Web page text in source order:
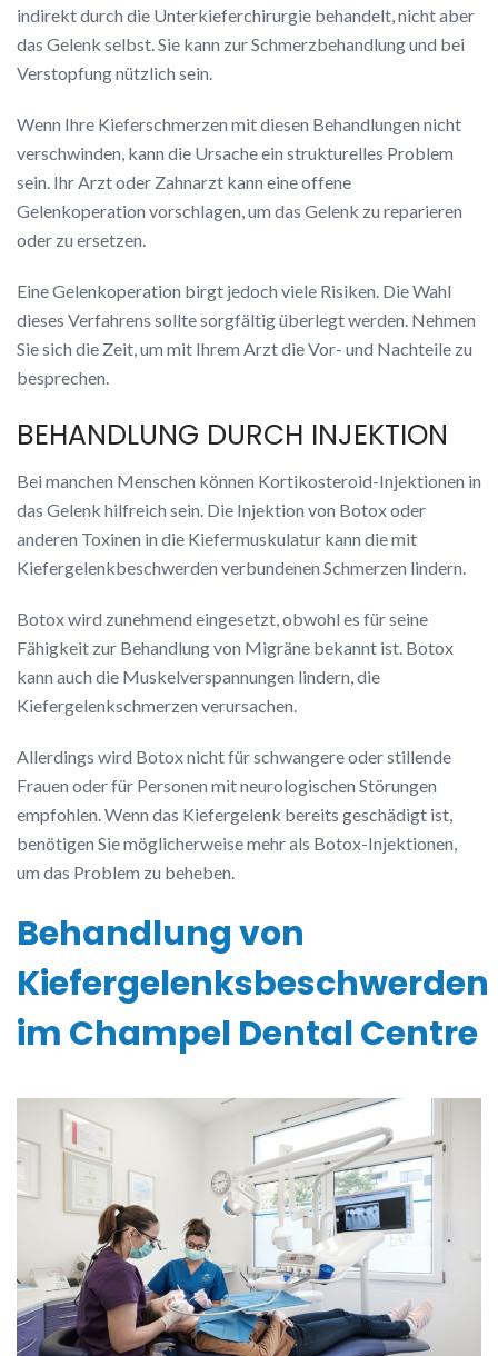
indirekt durch die Unterkieferchirurgie behandelt, nicht aber
das Gelenk selbst. Sie kann zur Schmerzbehandlung und bei
Verstopfung nützlich sein.
Wenn Ihre Kieferschmerzen mit diesen Behandlungen nicht
verschwinden, kann die Ursache ein strukturelles Problem
sein. Ihr Arzt oder Zahnarzt kann eine offene
Gelenkoperation vorschlagen, um das Gelenk zu reparieren
oder zu ersetzen.
Eine Gelenkoperation birgt jedoch viele Risiken. Die Wahl
dieses Verfahrens sollte sorgfältig überlegt werden. Nehmen
Sie sich die Zeit, um mit Ihrem Arzt die Vor- und Nachteile zu
besprechen.
BEHANDLUNG DURCH INJEKTION
Bei manchen Menschen können Kortikosteroid-Injektionen in
das Gelenk hilfreich sein. Die Injektion von Botox oder
anderen Toxinen in die Kiefermuskulatur kann die mit
Kiefergelenkbeschwerden verbundenen Schmerzen lindern.
Botox wird zunehmend eingesetzt, obwohl es für seine
Fähigkeit zur Behandlung von Migräne bekannt ist. Botox
kann auch die Muskelverspannungen lindern, die
Kiefergelenkschmerzen verursachen.
Allerdings wird Botox nicht für schwangere oder stillende
Frauen oder für Personen mit neurologischen Störungen
empfohlen. Wenn das Kiefergelenk bereits geschädigt ist,
benötigen Sie möglicherweise mehr als Botox-Injektionen,
um das Problem zu beheben.
Behandlung von
Kiefergelenksbeschwerden
im Champel Dental Centre